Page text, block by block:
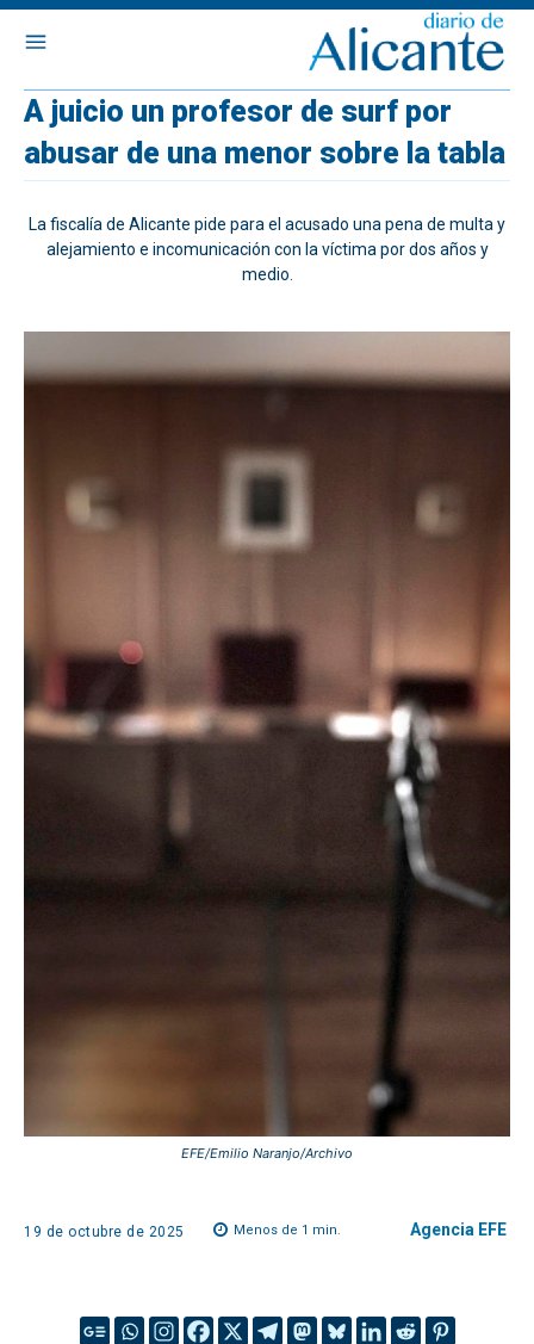
A juicio un profesor de surf por
abusar de una menor sobre la tabla
La fiscalía de Alicante pide para el acusado una pena de multa y
alejamiento e incomunicación con la víctima por dos años y
medio.
EFE/Emilio Naranjo/Archivo
19 de octubre de 2025 Menos de 1 min. Agencia EFE